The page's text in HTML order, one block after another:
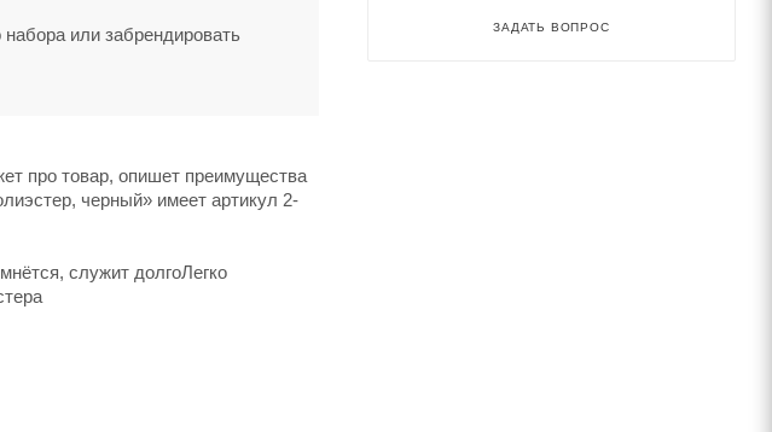
или забрендировать
про товар, опишет преимущества
черный» имеет артикул 2-
служит долгоЛегко
ЗАДАТЬ ВОПРОС